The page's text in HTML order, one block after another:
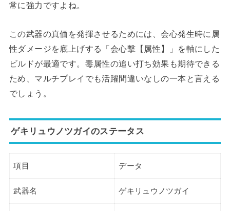
常に強力ですよね。
この武器の真価を発揮させるためには、会心発生時に属
性ダメージを底上げする「会心撃【属性】」を軸にした
ビルドが最適です。毒属性の追い打ち効果も期待できる
ため、マルチプレイでも活躍間違いなしの一本と言える
でしょう。
ゲキリュウノツガイのステータス
項目 データ
武器名 ゲキリュウノツガイ